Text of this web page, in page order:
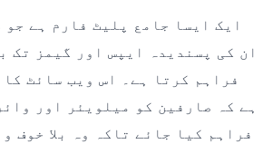
ان کی پسندیدہ ایپس اور گیمز تک
فراہم کرتا ہے۔ اس ویب سائٹ
ہے کہ صارفین کو میلویئر اور
فراہم کیا جائے تاکہ وہ بلا خوف